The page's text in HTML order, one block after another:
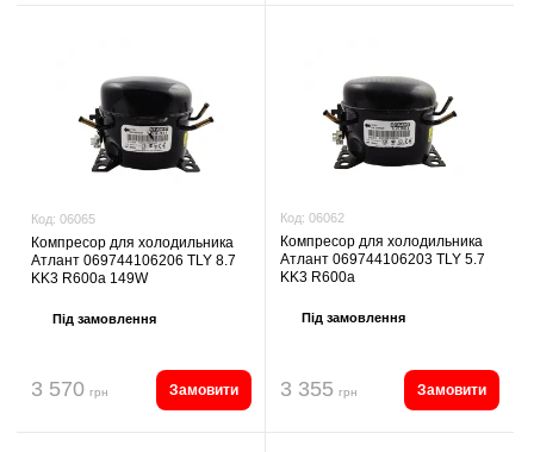
Код: 06065
Компресор для холодильника
Атлант 069744106206 TLY 8.7
KK3 R600a 149W
Під замовлення
3 570 грн Замовити
Код: 06062
Компресор для холодильника
Атлант 069744106203 TLY 5.7
KK3 R600a
Під замовлення
3 355 грн Замовити